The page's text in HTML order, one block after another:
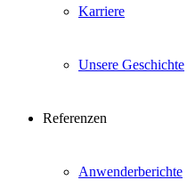
Karriere
Unsere Geschichte
Referenzen
Anwenderberichte